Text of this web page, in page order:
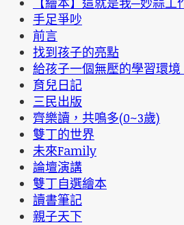
手足爭吵
前言
找到孩子的亮點
給孩子一個無壓的學習環境
育兒日記
三民出版
齊樂讀，共鳴多(0~3歲)
雙丁的世界
未來Family
論壇演講
雙丁自選繪本
讀書筆記
親子天下